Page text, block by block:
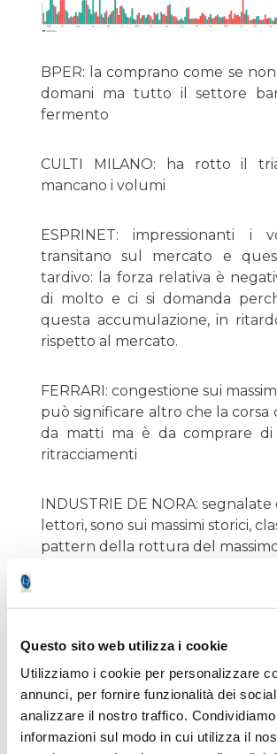
Questo sito web utilizza i cookie
Utilizziamo i cookie per personalizzare
annunci, per fornire funzionalità dei
analizzare il nostro traffico.
informazioni sul modo in cui utilizza il
BPER: la comprano come se
domani ma tutto il settore
fermento
CULTI MILANO: ha rotto il
mancano i volumi
ESPRINET: impressionanti i
transitano sul mercato e
tardivo: la forza relativa è
di molto e ci si domanda
questa accumulazione, in
rispetto al mercato.
FERRARI: congestione sui
può significare altro che la corsa
da matti ma è da comprare
ritracciamenti
INDUSTRIE DE NORA: segnalate
lettori, sono sui massimi storici,
pattern della rottura del
collocamento, sporco per la
IVECO: non è finita qui, pronti a
MONCLER: dovevamo pensarci